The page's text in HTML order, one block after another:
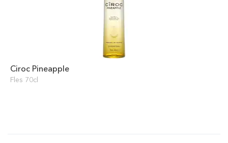
Ciroc Pineapple
Fles 70cl